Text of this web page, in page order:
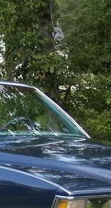
1950-1959
1940-1949
1930-1939
1920-1929
1910-1919
1904-1909
1989-1999